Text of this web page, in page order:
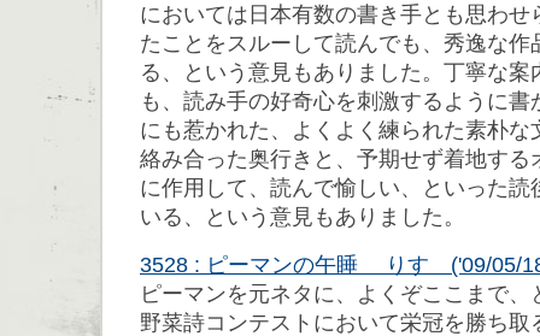
においては日本有数の書き手とも思わせ
たことをスルーして読んでも、秀逸な作
る、という意見もありました。丁寧な案
も、読み手の好奇心を刺激するように
にも惹かれた、よくよく練られた素朴な
絡み合った奥行きと、予期せず着地する
に作用して、読んで愉しい、といった読
いる、という意見もありました。
3528 : ピーマンの午睡 りす ('09/05/
ピーマンを元ネタに、よくぞここまで
野菜詩コンテストにおいて栄冠を勝ち取